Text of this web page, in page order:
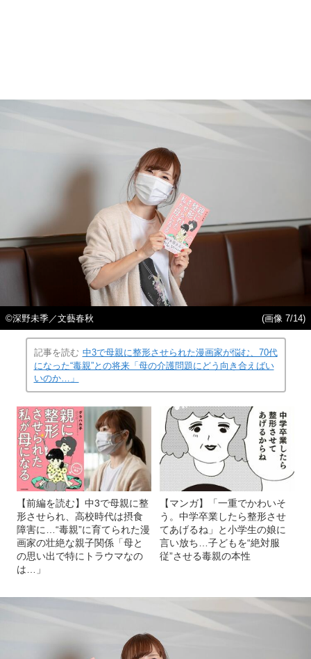
©深野未季／文藝春秋 (画像 7/14)
記事を読む 中3で母親に整形させられた漫画家が悩む、70代
になった“毒親”との将来「母の介護問題にどう向き合えばい
いのか…」
【前編を読む】中3で母親に整
形させられ、高校時代は摂食
障害に…“毒親”に育てられた漫
画家の壮絶な親子関係「母と
の思い出で特にトラウマなの
は…」
【マンガ】「一重でかわいそ
う。中学卒業したら整形させ
てあげるね」と小学生の娘に
言い放ち…子どもを“絶対服
従”させる毒親の本性